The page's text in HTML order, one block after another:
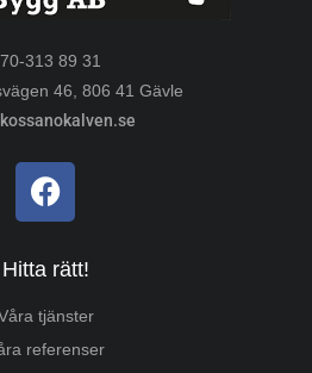
313 89 31
46, 806 41 Gävle
Hitta rätt!
tjänster
referenser